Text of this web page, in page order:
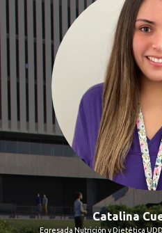
Catalina
Egresada Nutrición y Dietética